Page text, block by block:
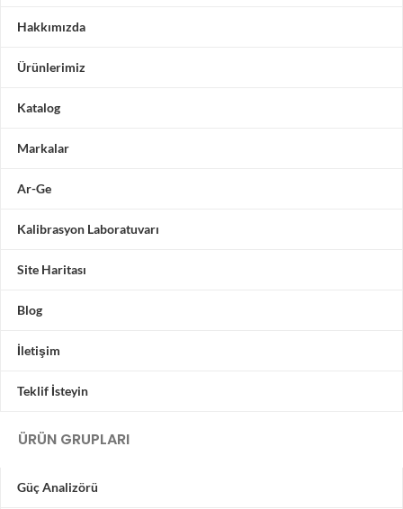
Hakkımızda
Ürünlerimiz
Katalog
Markalar
Ar-Ge
Kalibrasyon Laboratuvarı
Site Haritası
Blog
İletişim
Teklif İsteyin
ÜRÜN GRUPLARI
Güç Analizörü